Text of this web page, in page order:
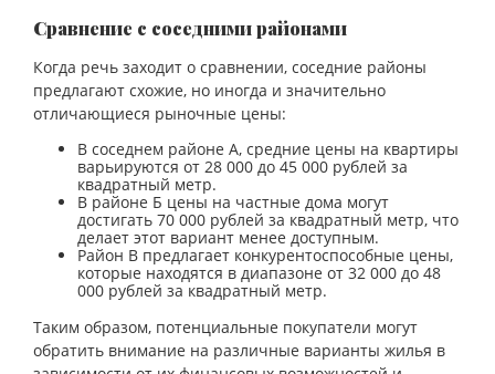
Сравнение с соседними районами
Когда речь заходит о сравнении, соседние районы
предлагают схожие, но иногда и значительно
отличающиеся рыночные цены:
В соседнем районе А, средние цены на квартиры
варьируются от 28 000 до 45 000 рублей за
квадратный метр.
В районе Б цены на частные дома могут
достигать 70 000 рублей за квадратный метр, что
делает этот вариант менее доступным.
Район В предлагает конкурентоспособные цены,
которые находятся в диапазоне от 32 000 до 48
000 рублей за квадратный метр.
Таким образом, потенциальные покупатели могут
обратить внимание на различные варианты жилья в